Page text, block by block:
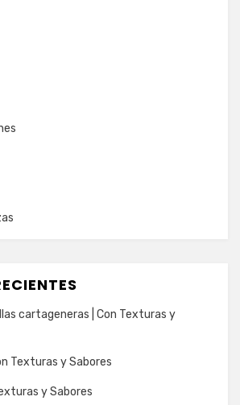
cartageneras | Con Texturas y
Texturas y Sabores
y Sabores